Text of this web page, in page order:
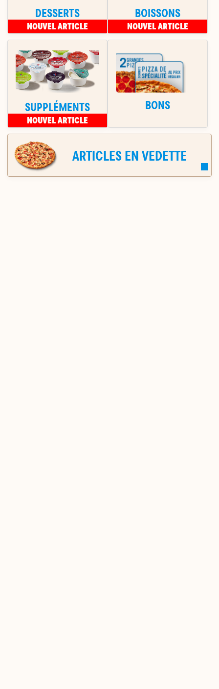
NOUVEL ARTICLE
DESSERTS
NOUVEL ARTICLE
BOISSONS
NOUVEL ARTICLE
SUPPLÉMENTS BONS
ARTICLES EN VEDETTE